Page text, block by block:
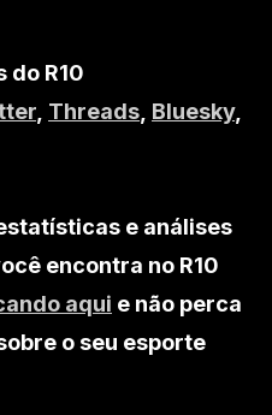
do R10
Threads Bluesky,
e análises
encontra no R10
aqui e não perca
o seu esporte